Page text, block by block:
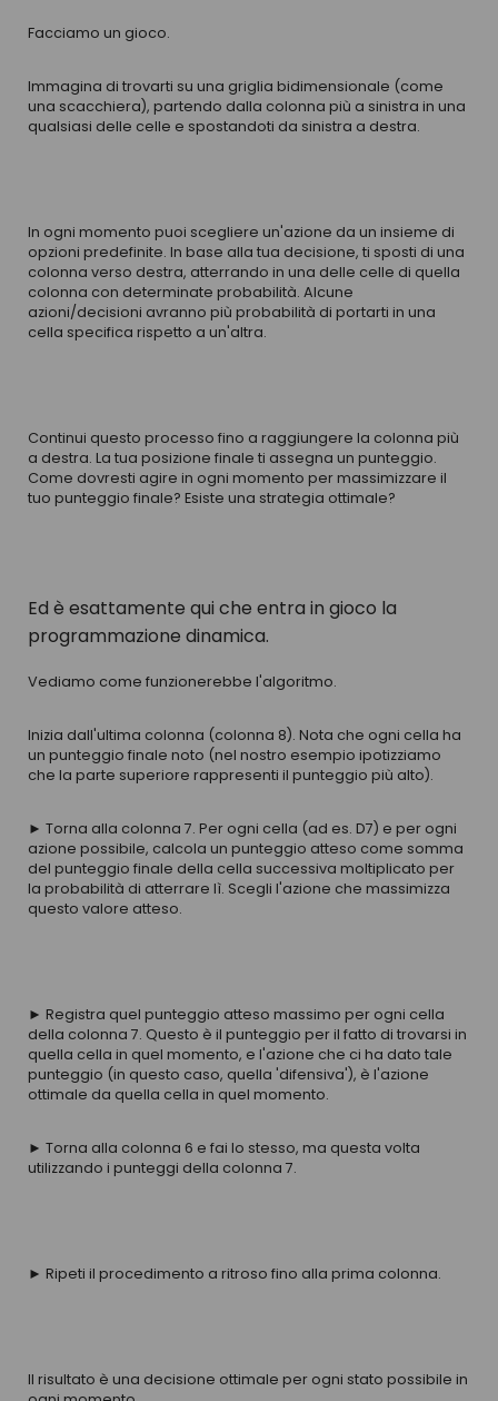
Facciamo un gioco.
Immagina di trovarti su una griglia bidimensionale (come
una scacchiera), partendo dalla colonna più a sinistra in una
qualsiasi delle celle e spostandoti da sinistra a destra.
In ogni momento puoi scegliere un'azione da un insieme di
opzioni predefinite. In base alla tua decisione, ti sposti di una
colonna verso destra, atterrando in una delle celle di quella
colonna con determinate probabilità. Alcune
azioni/decisioni avranno più probabilità di portarti in una
cella specifica rispetto a un'altra.
Continui questo processo fino a raggiungere la colonna più
a destra. La tua posizione finale ti assegna un punteggio.
Come dovresti agire in ogni momento per massimizzare il
tuo punteggio finale? Esiste una strategia ottimale?
Ed è esattamente qui che entra in gioco la
programmazione dinamica.
Vediamo come funzionerebbe l'algoritmo.
Inizia dall'ultima colonna (colonna 8). Nota che ogni cella ha
un punteggio finale noto (nel nostro esempio ipotizziamo
che la parte superiore rappresenti il punteggio più alto).
► Torna alla colonna 7. Per ogni cella (ad es. D7) e per ogni
azione possibile, calcola un punteggio atteso come somma
del punteggio finale della cella successiva moltiplicato per
la probabilità di atterrare lì. Scegli l'azione che massimizza
questo valore atteso.
► Registra quel punteggio atteso massimo per ogni cella
della colonna 7. Questo è il punteggio per il fatto di trovarsi in
quella cella in quel momento, e l'azione che ci ha dato tale
punteggio (in questo caso, quella 'difensiva'), è l'azione
ottimale da quella cella in quel momento.
► Torna alla colonna 6 e fai lo stesso, ma questa volta
utilizzando i punteggi della colonna 7.
► Ripeti il procedimento a ritroso fino alla prima colonna.
Il risultato è una decisione ottimale per ogni stato possibile in